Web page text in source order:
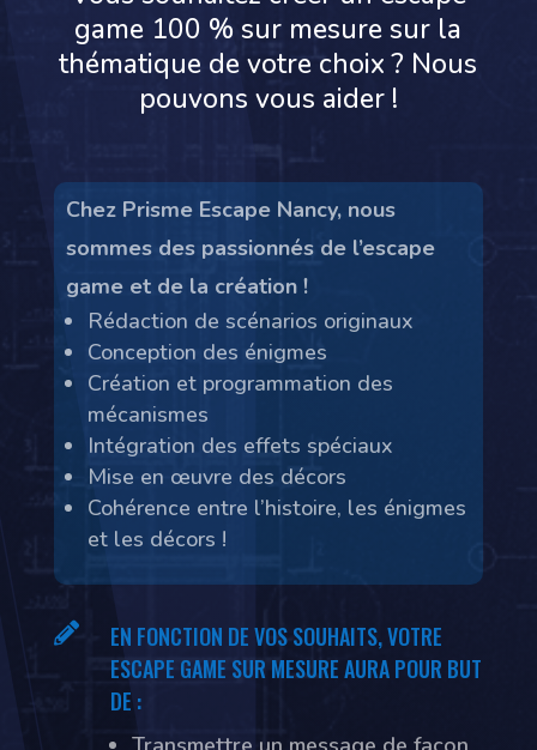
game 100 % sur mesure sur la
thématique de votre choix ? Nous
pouvons vous aider !
Chez Prisme Escape Nancy, nous
sommes des passionnés de l’escape
game et de la création !
Rédaction de scénarios originaux
Conception des énigmes
Création et programmation des
mécanismes
Intégration des effets spéciaux
Mise en œuvre des décors
Cohérence entre l’histoire, les énigmes
et les décors !

EN FONCTION DE VOS SOUHAITS, VOTRE
ESCAPE GAME SUR MESURE AURA POUR BUT
DE :